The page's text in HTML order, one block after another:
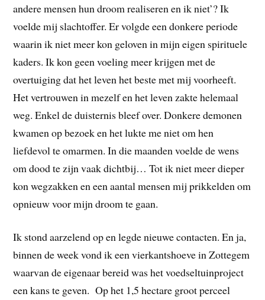
andere mensen hun droom realiseren en ik niet’? Ik
voelde mij slachtoffer. Er volgde een donkere periode
waarin ik niet meer kon geloven in mijn eigen spirituele
kaders. Ik kon geen voeling meer krijgen met de
overtuiging dat het leven het beste met mij voorheeft.
Het vertrouwen in mezelf en het leven zakte helemaal
weg. Enkel de duisternis bleef over. Donkere demonen
kwamen op bezoek en het lukte me niet om hen
liefdevol te omarmen. In die maanden voelde de wens
om dood te zijn vaak dichtbij… Tot ik niet meer dieper
kon wegzakken en een aantal mensen mij prikkelden om
opnieuw voor mijn droom te gaan.
Ik stond aarzelend op en legde nieuwe contacten. En ja,
binnen de week vond ik een vierkantshoeve in Zottegem
waarvan de eigenaar bereid was het voedseltuinproject
een kans te geven. Op het 1,5 hectare groot perceel